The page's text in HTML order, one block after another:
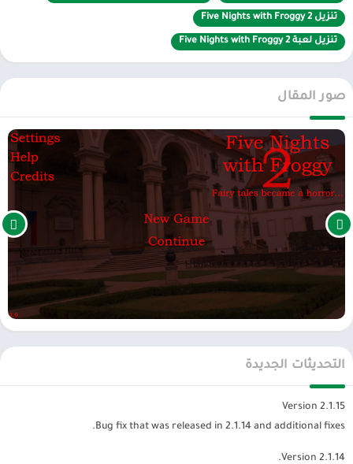
تنزيل Five Nights with Froggy 2
تنزيل لعبة Five Nights with Froggy 2
صور المقال
التحديثات الجديدة
Version 2.1.15
Bug fix that was released in 2.1.14 and additional fixes.
Version 2.1.14.